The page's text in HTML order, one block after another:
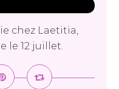
chez Laetitia,
le 12 juillet.